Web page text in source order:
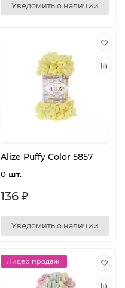
Уведомить о наличии
Alize Puffy Color 5857
0 шт.
136 ₽
Уведомить о наличии
Лидер продаж!